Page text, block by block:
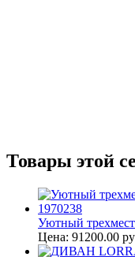
Товары этой
Уютный
Цена: 91200.00